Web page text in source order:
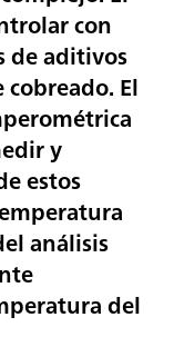
con
de aditivos
El
y
estos
análisis
del